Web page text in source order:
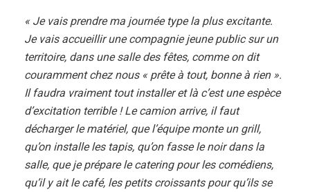
« Je vais prendre ma journée type la plus excitante.
Je vais accueillir une compagnie jeune public sur un
territoire, dans une salle des fêtes, comme on dit
couramment chez nous « prête à tout, bonne à rien ».
Il faudra vraiment tout installer et là c’est une espèce
d’excitation terrible ! Le camion arrive, il faut
décharger le matériel, que l’équipe monte un grill,
qu’on installe les tapis, qu’on fasse le noir dans la
salle, que je prépare le catering pour les comédiens,
qu’il y ait le café, les petits croissants pour qu’ils se